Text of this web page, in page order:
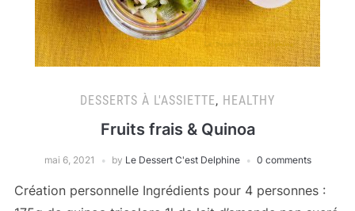
DESSERTS À L'ASSIETTE, HEALTHY
Fruits frais & Quinoa
mai 6, 2021 by Le Dessert C'est Delphine 0 comments
Création personnelle Ingrédients pour 4 personnes :